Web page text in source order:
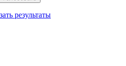
результаты